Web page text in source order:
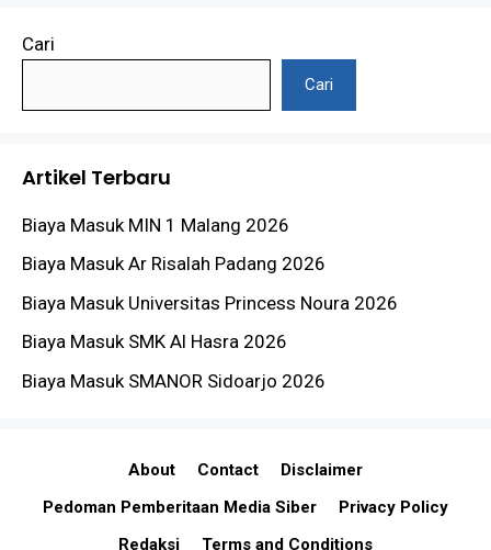
Cari
Cari
Artikel Terbaru
Biaya Masuk MIN 1 Malang 2026
Biaya Masuk Ar Risalah Padang 2026
Biaya Masuk Universitas Princess Noura 2026
Biaya Masuk SMK Al Hasra 2026
Biaya Masuk SMANOR Sidoarjo 2026
About Contact
Disclaimer
Pedoman Pemberitaan Media Siber
Privacy Policy
Redaksi
Terms and Conditions